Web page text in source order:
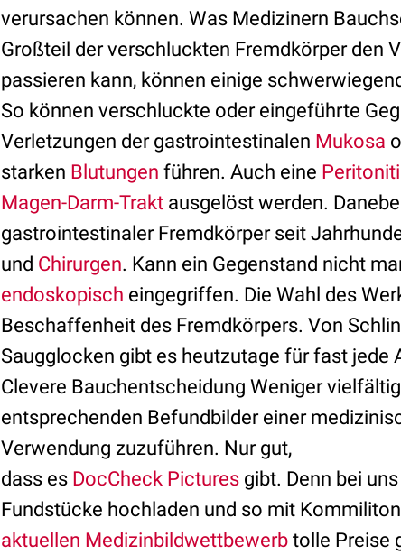
verursachen können. Was Medizinern
Großteil der verschluckten Fremdkörper den
passieren kann, können einige
So können verschluckte oder eingeführte
Verletzungen der gastrointestinalen Mukosa
starken Blutungen führen. Auch eine
Magen-Darm-Trakt ausgelöst werden.
gastrointestinaler Fremdkörper seit
und Chirurgen. Kann ein Gegenstand nicht
endoskopisch eingegriffen. Die Wahl des
Beschaffenheit des Fremdkörpers. Von
Saugglocken gibt es heutzutage für fast jede
Clevere Bauchentscheidung Weniger
entsprechenden Befundbilder einer
Verwendung zuzuführen. Nur gut,
dass es DocCheck Pictures gibt. Denn bei
Fundstücke hochladen und so mit
aktuellen Medizinbildwettbewerb tolle Preise